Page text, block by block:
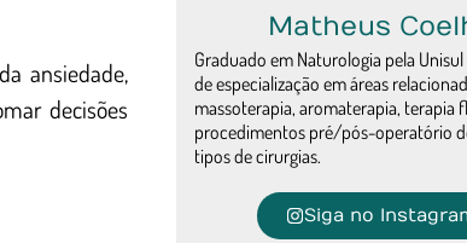
ansiedade,
decisões
Matheus
Graduado em Naturologia pela
de especialização em áreas
massoterapia, aromaterapia, terapia
procedimentos pré/pós-operatório
tipos de cirurgias.
Siga no